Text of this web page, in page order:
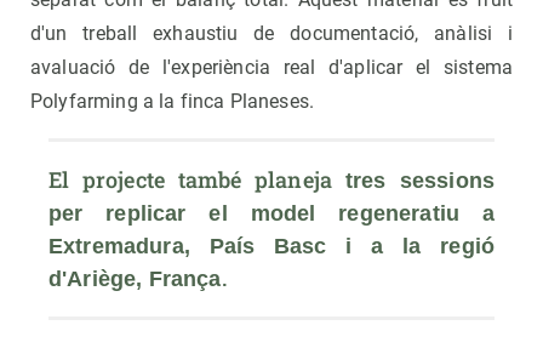
d'un treball exhaustiu de documentació, anàlisi i
avaluació de l'experiència real d'aplicar el sistema
Polyfarming a la finca Planeses.
El projecte també planeja tres sessions
per replicar el model regeneratiu a
Extremadura, País Basc i a la regió
d'Ariège, França.